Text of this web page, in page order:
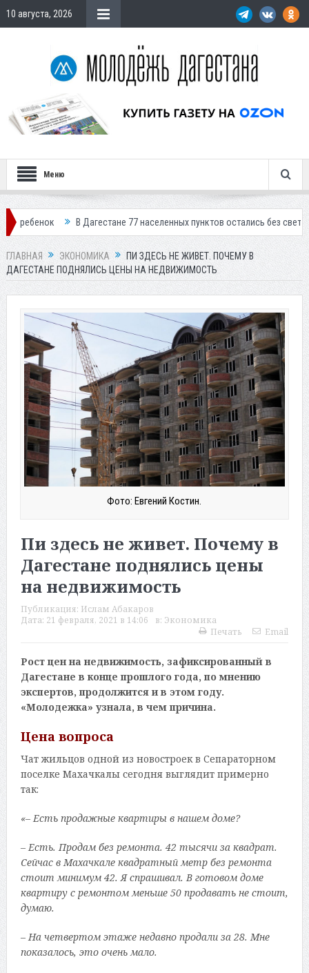
10 августа, 2026
Меню
77 населенных пунктов остались без света В Кизлярском
ГЛАВНАЯ ЭКОНОМИКА
ПИ ЗДЕСЬ НЕ ЖИВЕТ. ПОЧЕМУ В
ДАГЕСТАНЕ ПОДНЯЛИСЬ ЦЕНЫ НА НЕДВИЖИМОСТЬ
Фото: Евгений Костин.
Пи здесь не живет. Почему в
Дагестане поднялись цены
на недвижимость
Публикация: Ислам Абакаров
Дата: 21 февраля, 2021 в 14:06 в: Экономика
Печать
Email
Рост цен на недвижимость, зафиксированный в
Дагестане в конце прошлого года, по мнению
экспертов, продолжится и в этом году.
«Молодежка» узнала, в чем причина.
Цена вопроса
Чат жильцов одной из новостроек в Сепараторном
поселке Махачкалы сегодня выглядит примерно
так:
«– Есть продажные квартиры в нашем доме?
– Есть. Продам без ремонта. 42 тысячи за квадрат.
Сейчас в Махачкале квадратный метр без ремонта
стоит минимум 42. Я спрашивал. В готовом доме
квартиру с ремонтом меньше 50 продавать не стоит,
думаю.
– На четвертом этаже недавно продали за 28. Мне
показалось, это очень мало.